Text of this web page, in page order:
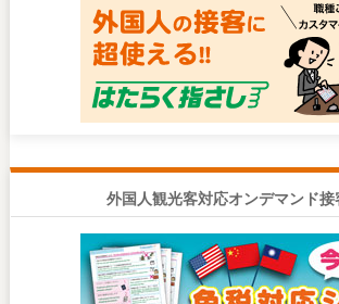
外国人観光客対応オンデマンド